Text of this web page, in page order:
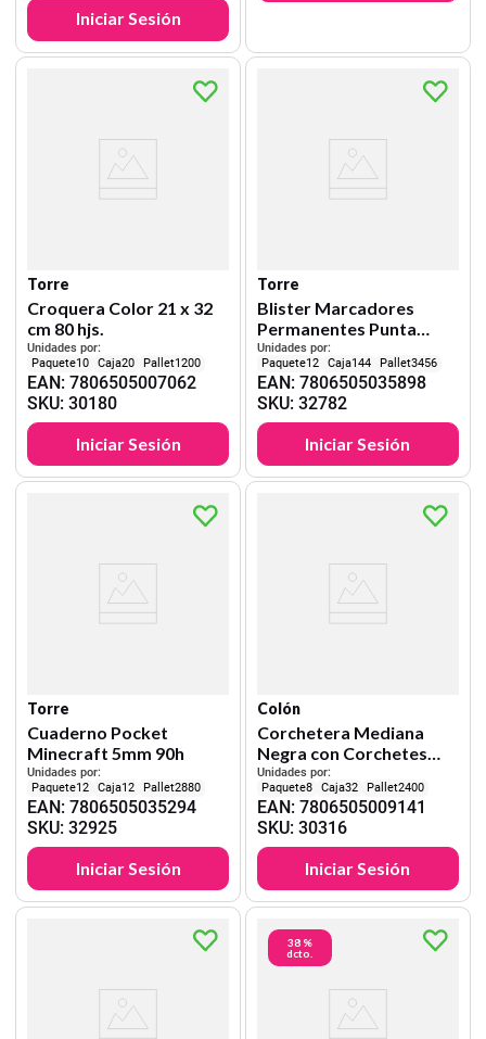
Iniciar Sesión
Torre
Croquera Color 21 x 32
cm 80 hjs.
Unidades por:
10
20 1200
EAN:7806505007062
SKU:30180
Iniciar Sesión
Torre
Blister Marcadores
Permanentes Punta
Redonda Tipo Lápiz
Rojo, Azul, Verde y
Negro
Unidades por:
12
144 3456
EAN: 7806505035898
SKU: 32782
Iniciar Sesión
Torre
Cuaderno Pocket
Minecraft 5mm 90h
Unidades por:
12
12 2880
EAN:7806505035294
SKU:32925
Iniciar Sesión
Colón
Corchetera Mediana
Negra con Corchetes
Colon
Unidades por:
8
32 2400
EAN: 7806505009141
SKU: 30316
Iniciar Sesión
38 %
dcto.